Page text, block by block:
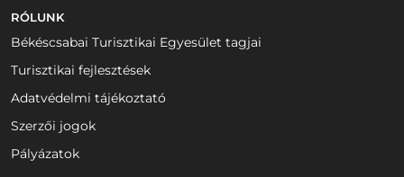
RÓLUNK
Békéscsabai Turisztikai Egyesület tagjai
Turisztikai fejlesztések
Adatvédelmi tájékoztató
Szerzői jogok
Pályázatok